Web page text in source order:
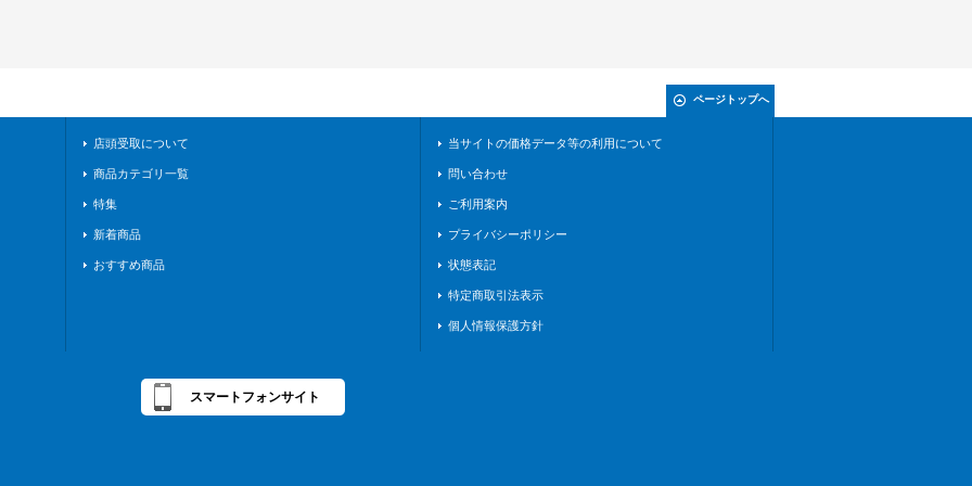
ページトップへ
店頭受取について
商品カテゴリ一覧
特集
新着商品
おすすめ商品
当サイトの価格データ等の利用について
問い合わせ
ご利用案内
プライバシーポリシー
状態表記
特定商取引法表示
個人情報保護方針
スマートフォンサイト